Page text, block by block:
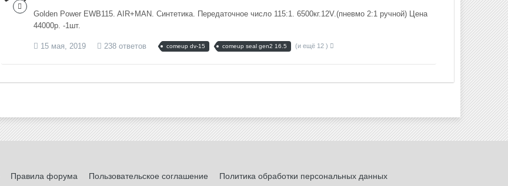
Golden Power EWB115. AIR+MAN. Синтетика. Передаточное число 115:1. 6500кг.12V.(пневмо 2:1 ручной) Цена
44000р. -1шт.
15 мая, 2019 238 ответов comeup dv-15 comeup seal gen2 16.5 (и ещё 12 )
Правила форума Пользовательское соглашение Политика обработки персональных данных